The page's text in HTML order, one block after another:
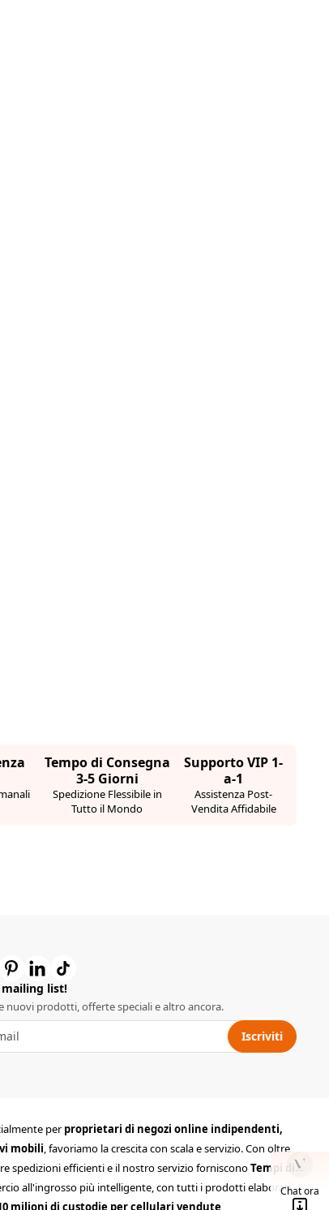
Tempo di Consegna
3-5 Giorni
Spedizione Flessibile in
Tutto il Mondo
Supporto VIP 1-
a-1
Assistenza Post-
Vendita Affidabile
Chat ora
list!
nuovi prodotti, offerte speciali e altro ancora.
Iscriviti
perproprietari di negozi online indipendenti,
mobili, favoriamo la crescita con scala e servizio. Con oltre
spedizioni efficienti e il nostro servizio fornisconoTempi di
all'ingrosso più intelligente, con tutti i prodotti elaborati
milioni di custodie per cellulari vendute